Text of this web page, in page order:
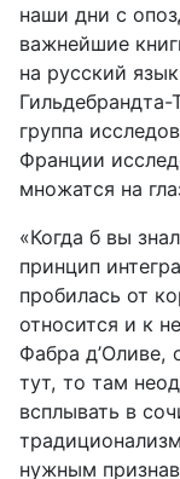
наши дни с
важнейшие
на русский
группа
Франции
множатся на
«Когда б вы
принцип
пробилась от
относится и к
Фабра д’Оливе,
тут, то там
всплывать в
нужным